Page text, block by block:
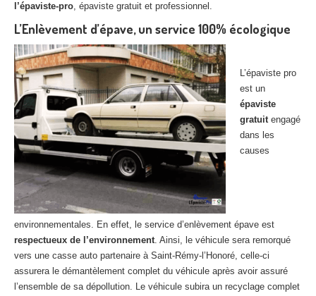
l’épaviste-pro, épaviste gratuit et professionnel.
L’Enlèvement d’épave, un service 100% écologique
L’épaviste pro
est un
épaviste
gratuitengagé
dans les
causes
environnementales. En effet, le service d’enlèvement épave est
respectueux de l’environnement. Ainsi, le véhicule sera remorqué
vers une casse auto partenaire à Saint-Rémy-l’Honoré, celle-ci
assurera le démantèlement complet du véhicule après avoir assuré
l’ensemble de sa dépollution. Le véhicule subira un recyclage complet